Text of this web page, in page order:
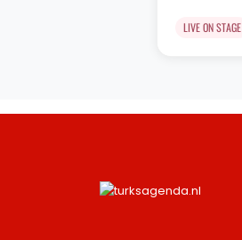
LIVE ON STAGE